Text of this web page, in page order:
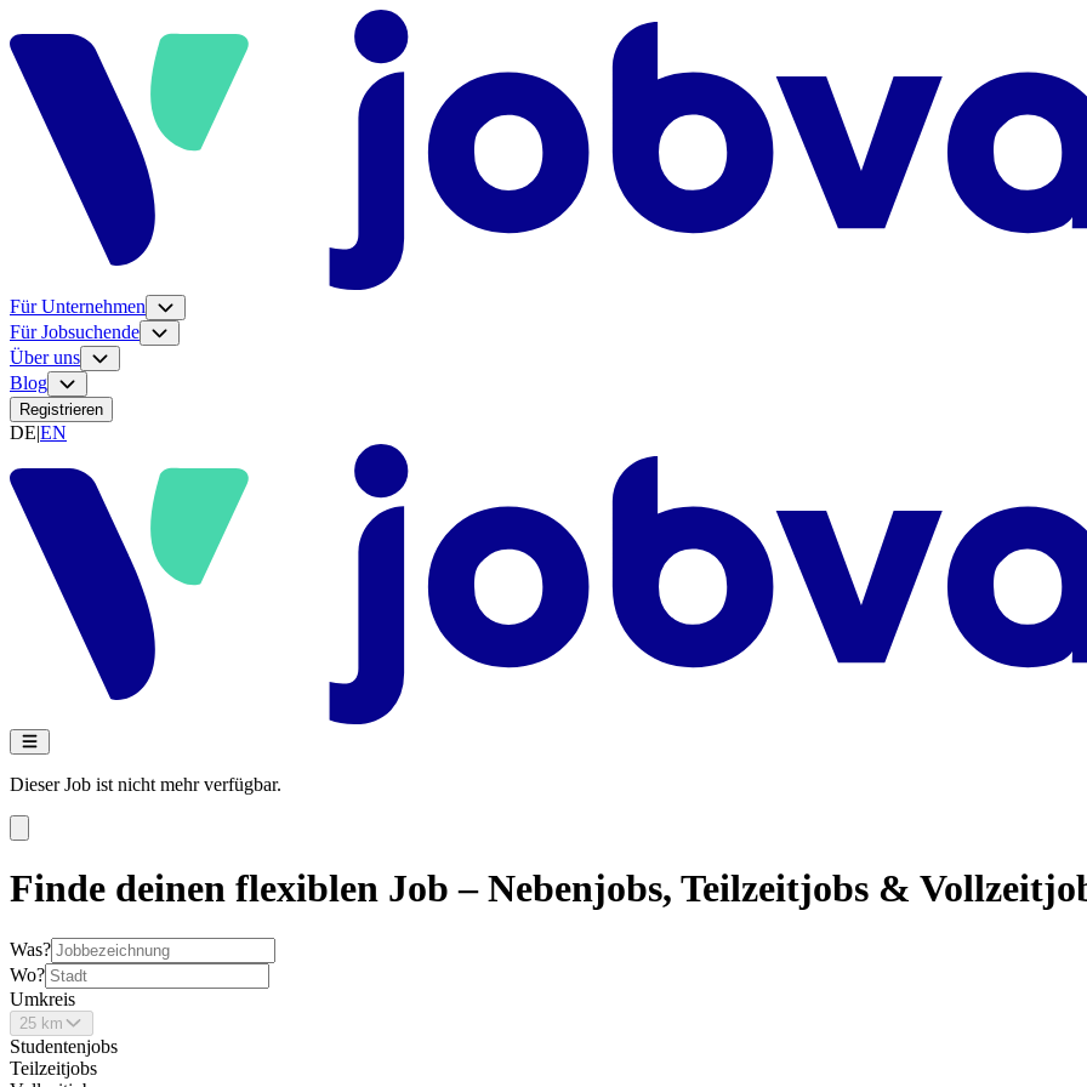
Für Unternehmen
Für Jobsuchende
Über uns
Blog
Registrieren
DE|EN
Dieser Job ist nicht mehr verfügbar.
Finde deinen flexiblen Job – Nebenjobs, Teilzeitjobs &
Was?
Wo?
Umkreis
25 km
Studentenjobs
Teilzeitjobs